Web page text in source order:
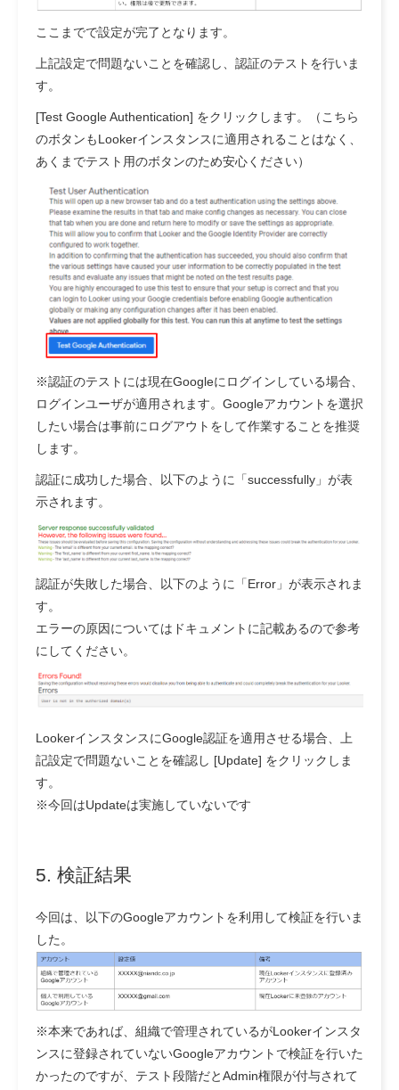
ここまでで設定が完了となります。
上記設定で問題ないことを確認し、認証のテストを行いま
す。
[Test Google Authentication] をクリックします。（こちら
のボタンもLookerインスタンスに適用されることはなく、
あくまでテスト用のボタンのため安心ください）
※認証のテストには現在Googleにログインしている場合、
ログインユーザが適用されます。Googleアカウントを選択
したい場合は事前にログアウトをして作業することを推奨
します。
認証に成功した場合、以下のように「successfully」が表
示されます。
認証が失敗した場合、以下のように「Error」が表示されま
す。
エラーの原因についてはドキュメントに記載あるので参考
にしてください。
LookerインスタンスにGoogle認証を適用させる場合、上
記設定で問題ないことを確認し [Update] をクリックしま
す。
※今回はUpdateは実施していないです
5. 検証結果
今回は、以下のGoogleアカウントを利用して検証を行いま
した。
※本来であれば、組織で管理されているがLookerインスタ
ンスに登録されていないGoogleアカウントで検証を行いた
かったのですが、テスト段階だとAdmin権限が付与されて